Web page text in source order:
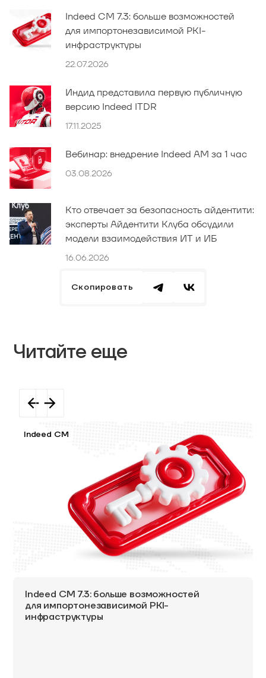
Indeed CM 7.3: больше возможностей
для импортонезависимой PKI-
инфраструктуры
22.07.2026
Индид представила первую публичную
версию Indeed ITDR
17.11.2025
Вебинар: внедрение Indeed AM за 1 час
03.08.2026
Кто отвечает за безопасность айдентити:
эксперты Айдентити Клуба обсудили
модели взаимодействия ИТ и ИБ
16.06.2026
Скопировать
Читайте еще
Indeed CM
Indeed CM 7.3: больше возможностей
для импортонезависимой PKI-
инфраструктуры